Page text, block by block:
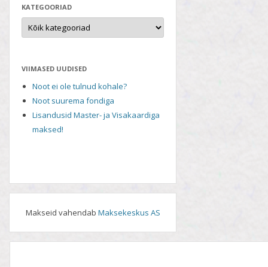
KATEGOORIAD
VIIMASED UUDISED
Noot ei ole tulnud kohale?
Noot suurema fondiga
Lisandusid Master- ja Visakaardiga
maksed!
Makseid vahendab Maksekeskus AS